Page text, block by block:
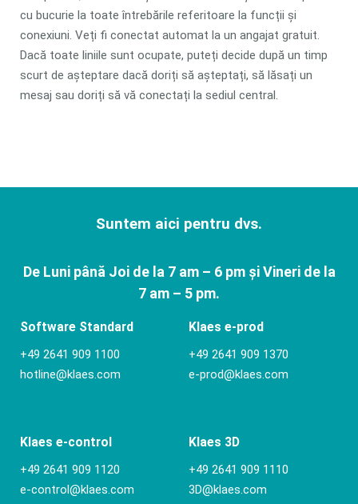
cu bucurie la toate întrebările referitoare la funcții și
conexiuni. Veți fi conectat automat la un angajat gratuit.
Dacă toate liniile sunt ocupate, puteți decide după un timp
scurt de așteptare dacă doriți să așteptați, să lăsați un
mesaj sau doriți să vă conectați la sediul central.
Suntem aici pentru dvs.
De Luni până Joi de la 7 am – 6 pm și Vineri de la
7 am – 5 pm.
Software Standard
+49 2641 909 1100
hotline@klaes.com
Klaes e-prod
+49 2641 909 1370
e-prod@klaes.com
Klaes e-control
+49 2641 909 1120
e-control@klaes.com
Klaes 3D
+49 2641 909 1110
3D@klaes.com